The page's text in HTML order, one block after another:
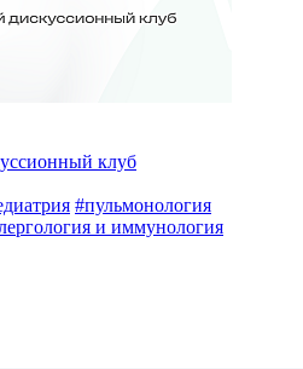
клуб
#пульмонология
и иммунология